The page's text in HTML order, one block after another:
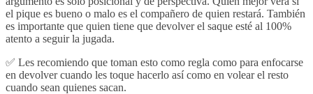
el pique es bueno o malo es el compañero de quien restará. También
es importante que quien tiene que devolver el saque esté al 100%
atento a seguir la jugada.
✅ Les recomiendo que toman esto como regla como para enfocarse
en devolver cuando les toque hacerlo así como en volear el resto
cuando sean quienes sacan.